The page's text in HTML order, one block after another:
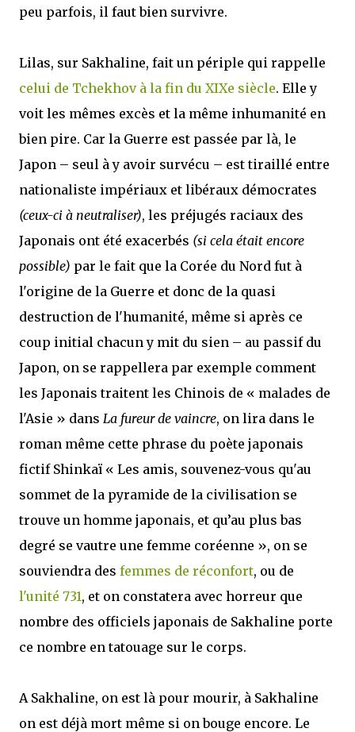
peu parfois, il faut bien survivre.
Lilas, sur Sakhaline, fait un périple qui rappelle
celui de Tchekhov à la fin du XIXe siècle. Elle y
voit les mêmes excès et la même inhumanité en
bien pire. Car la Guerre est passée par là, le
Japon – seul à y avoir survécu – est tiraillé entre
nationaliste impériaux et libéraux démocrates
(ceux-ci à neutraliser), les préjugés raciaux des
Japonais ont été exacerbés (si cela était encore
possible) par le fait que la Corée du Nord fut à
l'origine de la Guerre et donc de la quasi
destruction de l'humanité, même si après ce
coup initial chacun y mit du sien – au passif du
Japon, on se rappellera par exemple comment
les Japonais traitent les Chinois de « malades de
l'Asie » dans La fureur de vaincre, on lira dans le
roman même cette phrase du poète japonais
fictif Shinkaï « Les amis, souvenez-vous qu'au
sommet de la pyramide de la civilisation se
trouve un homme japonais, et qu’au plus bas
degré se vautre une femme coréenne », on se
souviendra des femmes de réconfort, ou de
l'unité 731, et on constatera avec horreur que
nombre des officiels japonais de Sakhaline porte
ce nombre en tatouage sur le corps.
A Sakhaline, on est là pour mourir, à Sakhaline
on est déjà mort même si on bouge encore. Le